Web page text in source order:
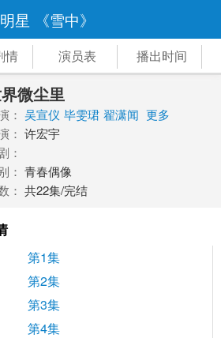
明星 《雪中》
情 演员表 播出时间
微尘里
： 吴宣仪 毕雯珺 翟潇闻 更多
： 许宏宇
：
： 青春偶像
： 共22集/完结
第1集
第2集
第3集
第4集